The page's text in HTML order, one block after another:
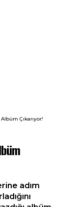
Çıkarıyor!
adım